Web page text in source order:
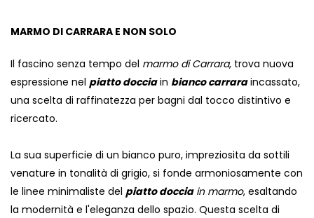
MARMO DI CARRARA E NON SOLO
Il fascino senza tempo del marmo di Carrara, trova nuova
espressione nel piatto docciain bianco carraraincassato,
una scelta di raffinatezza per bagni dal tocco distintivo e
ricercato.
La sua superficie di un bianco puro, impreziosita da sottili
venature in tonalità di grigio, si fonde armoniosamente con
le linee minimaliste del piatto docciain marmo, esaltando
la modernità e l'eleganza dello spazio. Questa scelta di